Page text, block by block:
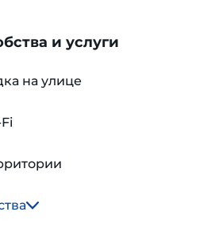
и услуги
на улице